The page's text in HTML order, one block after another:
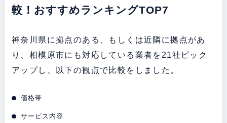
較！おすすめランキングTOP7
神奈川県に拠点のある、もしくは近隣に拠点があ
り、相模原市にも対応している業者を21社ピック
アップし、以下の観点で比較をしました。
価格帯
サービス内容